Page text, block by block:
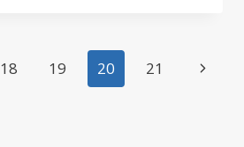
18 19 20 21
Next